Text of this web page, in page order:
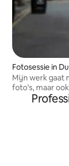
Fotosessie in
Mijn werk gaat
foto's, maar
herinneringen.